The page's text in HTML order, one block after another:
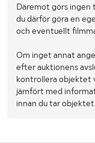
Däremot görs ingen
du därför göra en
och eventuellt
Om inget annat
efter auktionens
kontrollera objektet
jämfört med
innan du tar objektet